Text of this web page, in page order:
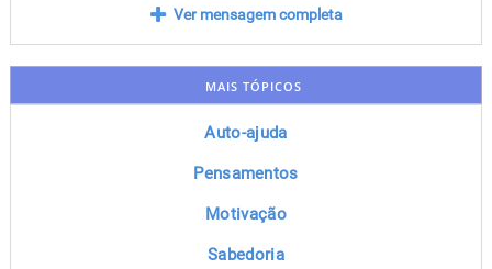
Ver mensagem completa
MAIS TÓPICOS
Auto-ajuda
Pensamentos
Motivação
Sabedoria